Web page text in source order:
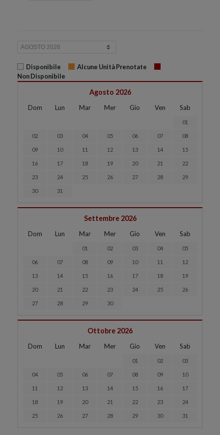
Disponibile
Alcune Unità Prenotate
Non Disponibile
Agosto 2026
Dom Lun Mar Mer Gio Ven Sab
01
02 03 04 05 06 07 08
09 10 11 12 13 14 15
16 17 18 19 20 21 22
23 24 25 26 27 28 29
30 31
Settembre 2026
Dom Lun Mar Mer Gio Ven Sab
01 02 03 04 05
06 07 08 09 10 11 12
13 14 15 16 17 18 19
20 21 22 23 24 25 26
27 28 29 30
Ottobre 2026
Dom Lun Mar Mer Gio Ven Sab
01 02 03
04 05 06 07 08 09 10
11 12 13 14 15 16 17
18 19 20 21 22 23 24
25 26 27 28 29 30 31